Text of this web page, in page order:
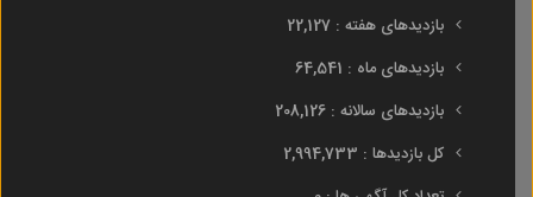
بازدیدهای هفته : 22,127
بازدیدهای ماه : 64,541
بازدیدهای سالانه : 208,126
کل بازدیدها : 2,994,733